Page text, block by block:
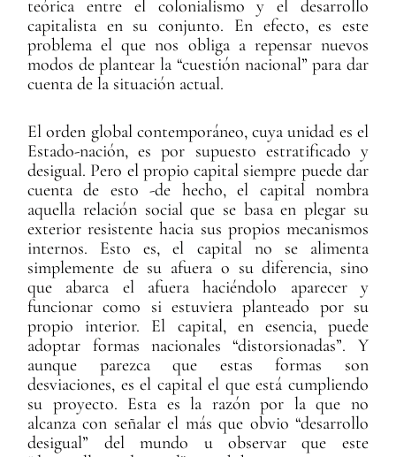
teórica entre el colonialismo y el desarrollo
capitalista en su conjunto. En efecto, es este
problema el que nos obliga a repensar nuevos
modos de plantear la “cuestión nacional” para dar
cuenta de la situación actual.
El orden global contemporáneo, cuya unidad es el
Estado-nación, es por supuesto estratificado y
desigual. Pero el propio capital siempre puede dar
cuenta de esto -de hecho, el capital nombra
aquella relación social que se basa en plegar su
exterior resistente hacia sus propios mecanismos
internos. Esto es, el capital no se alimenta
simplemente de su afuera o su diferencia, sino
que abarca el afuera haciéndolo aparecer y
funcionar como si estuviera planteado por su
propio interior. El capital, en esencia, puede
adoptar formas nacionales “distorsionadas”. Y
aunque parezca que estas formas son
desviaciones, es el capital el que está cumpliendo
su proyecto. Esta es la razón por la que no
alcanza con señalar el más que obvio “desarrollo
desigual” del mundo u observar que este